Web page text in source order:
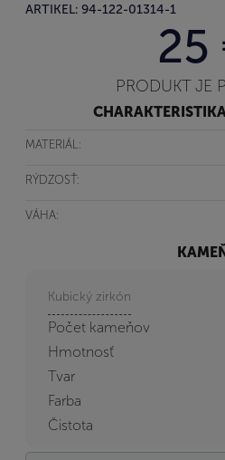
ARTIKEL: 94-122-01314-1
25
PRODUKT JE
MATERIÁL:
RÝDZOSŤ:
VÁHA:
Kubický zirkón
Počet kameňov
Hmotnosť
Tvar
Farba
Čistota